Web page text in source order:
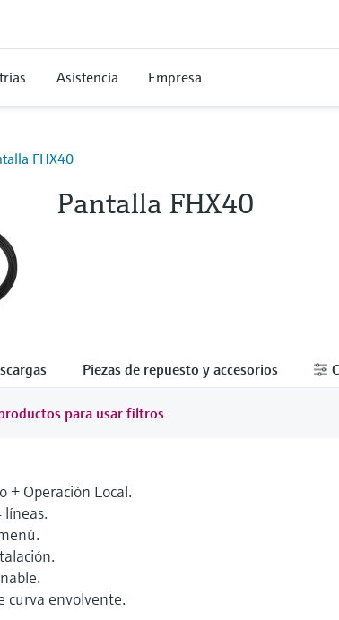
Asistencia Empresa
FHX40
Pantalla FHX40
Piezas de repuesto y accesorios
para usar filtros
+ Operación Local.
líneas.
curva envolvente.